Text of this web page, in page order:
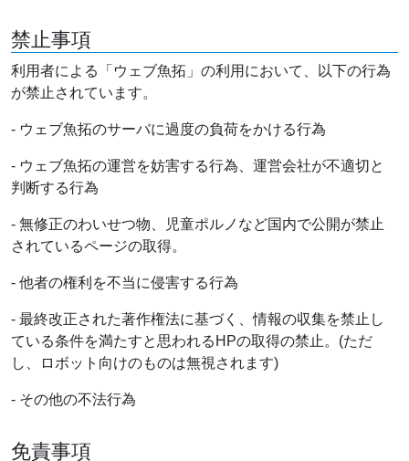
禁止事項
利用者による「ウェブ魚拓」の利用において、以下の行為
が禁止されています。
- ウェブ魚拓のサーバに過度の負荷をかける行為
- ウェブ魚拓の運営を妨害する行為、運営会社が不適切と
判断する行為
- 無修正のわいせつ物、児童ポルノなど国内で公開が禁止
されているページの取得。
- 他者の権利を不当に侵害する行為
- 最終改正された著作権法に基づく、情報の収集を禁止し
ている条件を満たすと思われるHPの取得の禁止。(ただ
し、ロボット向けのものは無視されます)
- その他の不法行為
免責事項